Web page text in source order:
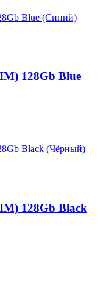
128Gb Blue
128Gb Black